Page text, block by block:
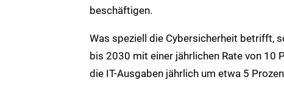
beschäftigen.
Was speziell die Cybersicherheit betrifft,
bis 2030 mit einer jährlichen Rate von 10
die IT-Ausgaben jährlich um etwa 5